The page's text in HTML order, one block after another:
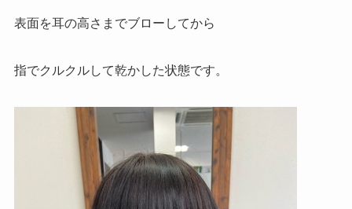
表面を耳の高さまでブローしてから
指でクルクルして乾かした状態です。